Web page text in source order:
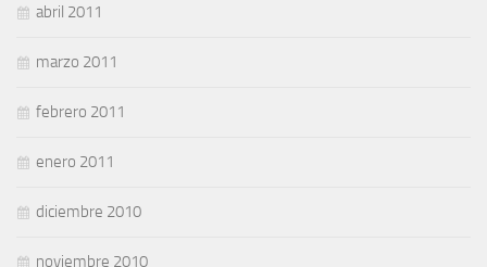
abril 2011
marzo 2011
febrero 2011
enero 2011
diciembre 2010
noviembre 2010